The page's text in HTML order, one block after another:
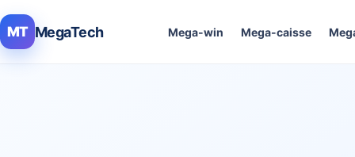
MT MegaTech Mega-win Mega-caisse